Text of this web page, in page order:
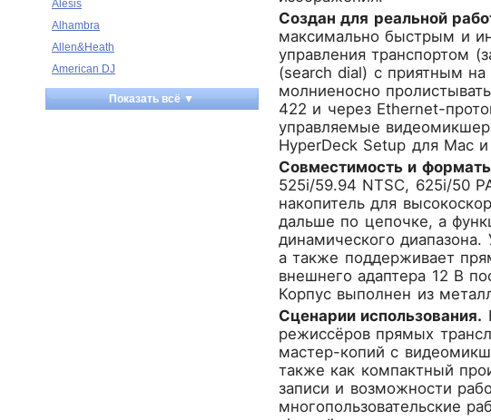
Alesis
Alhambra
Allen&Heath
American DJ
Ampeg
Apart
Показать всё ▼
Создан для реальной
максимально быстрым и
управления транспортом
(search dial) с приятным
молниеносно
422 и через Ethernet-
управляемые
HyperDeck Setup для Mac
Совместимость и
525i/59.94 NTSC, 625i/50
накопитель для
дальше по цепочке, а
динамического
а также поддерживает
внешнего адаптера 12 В
Корпус выполнен из
Сценарии использования.
режиссёров прямых
мастер-копий с
также как компактный
записи и возможности
многопользовательские